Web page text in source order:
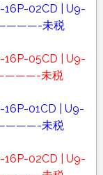
16P-02CD | U9-
未税
16P-05CD | U9-
未税
01CD | U9-
未税
16P-02CD | U9-